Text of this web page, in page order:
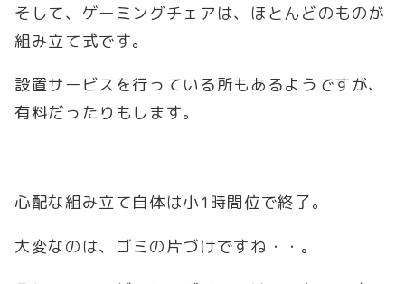
そして、ゲーミングチェアは、ほとんどのものが
組み立て式です。
設置サービスを行っている所もあるようですが、
有料だったりもします。
心配な組み立て自体は小1時間位で終了。
大変なのは、ゴミの片づけですね・・。